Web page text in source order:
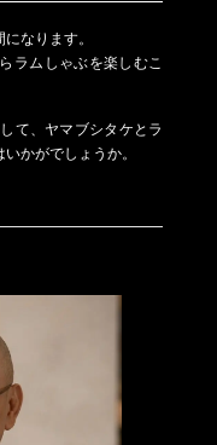
なります。
ラムしゃぶを楽しむこ
て、ヤマブシタケとラ
かがでしょうか。